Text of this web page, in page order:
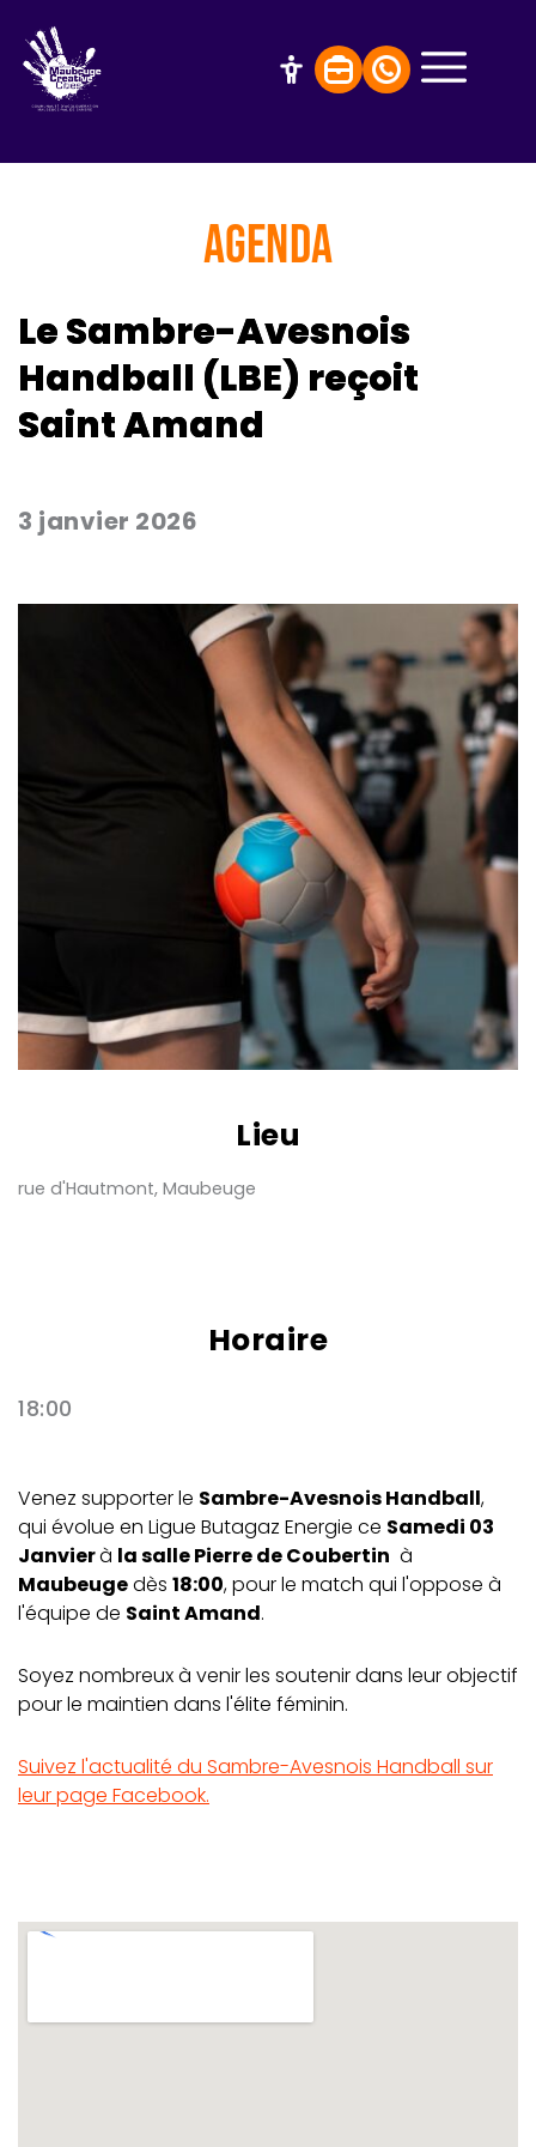
AGENDA
Le Sambre-Avesnois
Handball (LBE) reçoit
Saint Amand
3 janvier 2026
Lieu
rue d'Hautmont, Maubeuge
Horaire
18:00
Venez supporter le Sambre-Avesnois Handball,
qui évolue en Ligue Butagaz Energie ce Samedi 03
Janvierà la salle Pierre de Coubertin à
Maubeugedès 18:00, pour le match qui l'oppose à
l'équipe de Saint Amand.
Soyez nombreux à venir les soutenir dans leur objectif
pour le maintien dans l'élite féminin.
Suivez l'actualité du Sambre-Avesnois Handball sur
leur page Facebook.